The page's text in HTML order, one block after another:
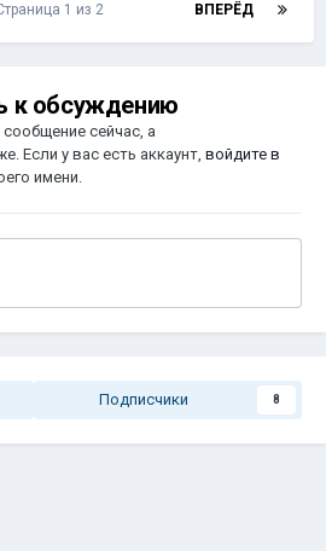
ВПЕРЁД
1 из 2
к обсуждению
сейчас, а
Если у вас есть аккаунт, войдите в
имени.
Подписчики 8